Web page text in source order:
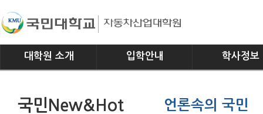
대학원 소개
연혁
입학안내 학사정보
교과과정
국민New&Hot 언론속의 국민